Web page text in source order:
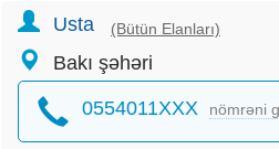
0 dan butun santexnikxidmetlerinin
İsti polun cekilmesi
istifadecinin diger elanlarina baxa
Usta (Bütün Elanları)
Bakı şəhəri
0554011XXX nömrəni